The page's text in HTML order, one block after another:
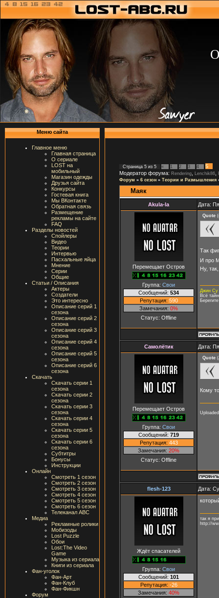
Меню сайта
Главное меню
Главная страница
О сериале
LOST на
мобильный
Магазин одежды
Друзья сайта
Конкурсы
Гостевая книга
Мы ВКонтакте
Обратная связь
Размещение
рекламы на сайте
FAQ
Разделы новостей
Спойлеры
Видео
Теории
Интервью
Пасхальные яйца
Мнение
Серии
Общие
Статьи / Описания
Актеры
Создатели
Это интересно
Описание серий 1
сезона
Описание серий 2
сезона
Описание серий 3
сезона
Описание серий 4
сезона
Описание серий 5
сезона
Описание серий 6
сезона
Скачать
Скачать серии 1
сезона
Скачать серии 2
сезона
Скачать серии 3
сезона
Скачать серии 4
сезона
Скачать серии 5
сезона
Скачать серии 6
сезона
Субтитры
Бонусы
Инструкции
Онлайн
Смотреть 1 сезон
Смотреть 2 сезон
Смотреть 3 сезон
Смотреть 4 сезон
Смотреть 5 сезон
Смотреть 6 сезон
Телеканал ABC
Медиа
Рекламные ролики
Мобизоды
Lost Puzzle
Обои
Lost:The Video
Game
Музыка из сериала
Книги из сериала
Фан-уголок
Фан-Арт
Фан-Клуб
Фан-Фикшн
Форум
Страница 5 из 5 « 1 2 3 4
5
Модератор форума: Rendering Lenchik86
Форум » 6 сезон » Теории и Размышления
Маяк
Akula-la Дата:
Перемещает Остров
Группа: Свои
Сообщений: 534
Репутация: 590
Замечания: 0%
Статус: Offline
Quote (
Так
И про
Ну,
Джин Су
Всё
Самолётик Дата:
Перемещает Остров
Группа: Свои
Сообщений: 719
Репутация: 443
Замечания: 20%
Статус: Offline
Quote (
Кому
flesh-123 Дата:
Ждёт спасателей
Группа: Свои
Сообщений: 101
Репутация: -26
Замечания: 40%
так я
http://